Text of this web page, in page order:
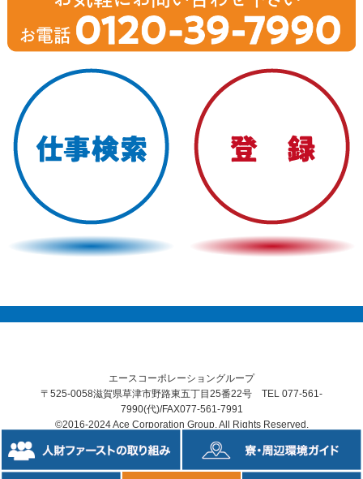
エースコーポレーショングループ
〒525-0058滋賀県草津市野路東五丁目25番22号 TEL 077-561-
7990(代)/FAX077-561-7991
©2016-2024 Ace Corporation Group. All Rights Reserved.